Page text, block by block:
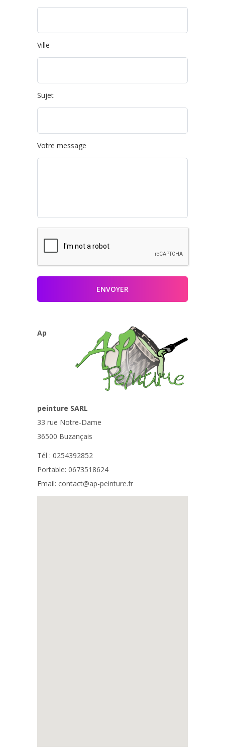
Ville
Sujet
Votre message
Ap
peinture SARL
33 rue Notre-Dame
36500 Buzançais
Tél : 0254392852
Portable: 0673518624
Email: contact@ap-peinture.fr